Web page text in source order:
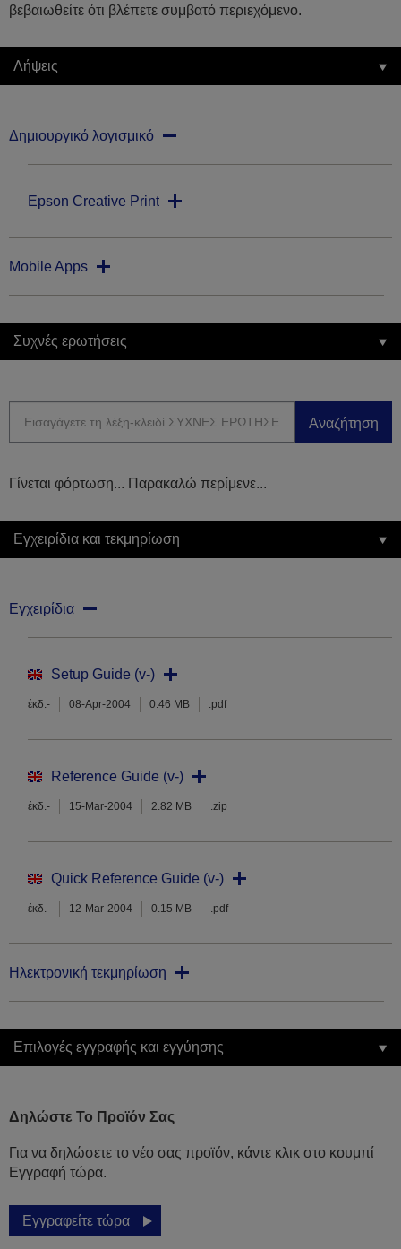
βεβαιωθείτε ότι βλέπετε συμβατό περιεχόμενο.
Λήψεις
Δημιουργικό λογισμικό
Epson Creative Print
Mobile Apps
Συχνές ερωτήσεις
Αναζήτηση
Γίνεται φόρτωση... Παρακαλώ περίμενε...
Εγχειρίδια και τεκμηρίωση
Εγχειρίδια
Setup Guide (v-)
έκδ.- 08-Apr-2004 0.46 MB .pdf
Reference Guide (v-)
έκδ.- 15-Mar-2004 2.82 MB .zip
Quick Reference Guide (v-)
έκδ.- 12-Mar-2004 0.15 MB .pdf
Ηλεκτρονική τεκμηρίωση
Επιλογές εγγραφής και εγγύησης
Δηλώστε Το Προϊόν Σας
Για να δηλώσετε το νέο σας προϊόν, κάντε κλικ στο κουμπί
Εγγραφή τώρα.
Εγγραφείτε τώρα